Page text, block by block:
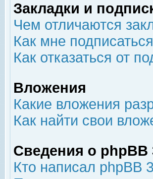
Закладки и
Чем отличаются
Как мне
Как отказаться от
Вложения
Какие вложения
Как найти свои
Сведения о phpBB
Кто написал phpBB